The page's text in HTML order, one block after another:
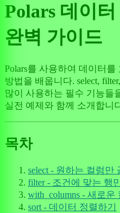
Polars 데이
완벽 가이드
Polars를 사용하여 데이터
방법을 배웁니다. select,
많이 사용하는 필수 기능들
실전 예제와 함께 소개합니
목차
select - 원하는 컬럼만
filter - 조건에 맞는 행
with_columns - 새로운
sort - 데이터 정렬하기